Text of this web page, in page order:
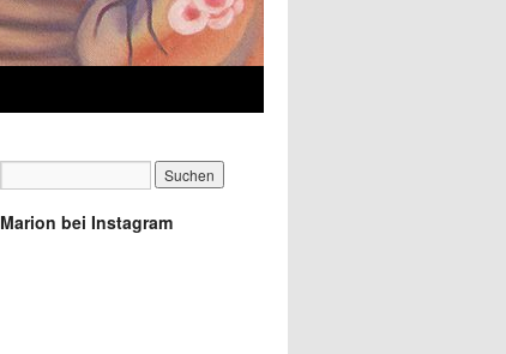
Marion bei Instagram